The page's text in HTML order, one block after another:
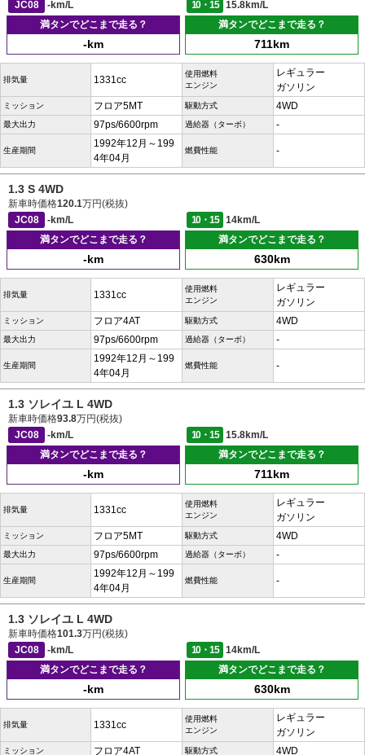
JC08 -km/L 10・15
15.8km/L
満タンでどこまで走る？
-km
満タンでどこまで走る？
711km
排気量 1331cc
使用燃料
エンジン
レギュラー
ガソリン
ミッション フロア5MT 駆動方式 4WD
最大出力 97ps/6600rpm 過給器（ターボ） -
生産期間
1992年12月～199
4年04月
燃費性能 -
1.3 S 4WD
新車時価格120.1万円(税抜)
JC08
-km/L 10・15
14km/L
満タンでどこまで走る？
-km
満タンでどこまで走る？
630km
排気量 1331cc
使用燃料
エンジン
レギュラー
ガソリン
ミッション フロア4AT 駆動方式 4WD
最大出力 97ps/6600rpm 過給器（ターボ） -
生産期間
1992年12月～199
4年04月
燃費性能 -
1.3 ソレイユ L 4WD
新車時価格93.8万円(税抜)
JC08
-km/L 10・15
15.8km/L
満タンでどこまで走る？
-km
満タンでどこまで走る？
711km
排気量 1331cc
使用燃料
エンジン
レギュラー
ガソリン
ミッション フロア5MT 駆動方式 4WD
最大出力 97ps/6600rpm 過給器（ターボ） -
生産期間
1992年12月～199
4年04月
燃費性能 -
1.3 ソレイユ L 4WD
新車時価格101.3万円(税抜)
JC08
-km/L 10・15
14km/L
満タンでどこまで走る？
-km
満タンでどこまで走る？
630km
排気量 1331cc
使用燃料
エンジン
レギュラー
ガソリン
ミッション フロア4AT 駆動方式 4WD